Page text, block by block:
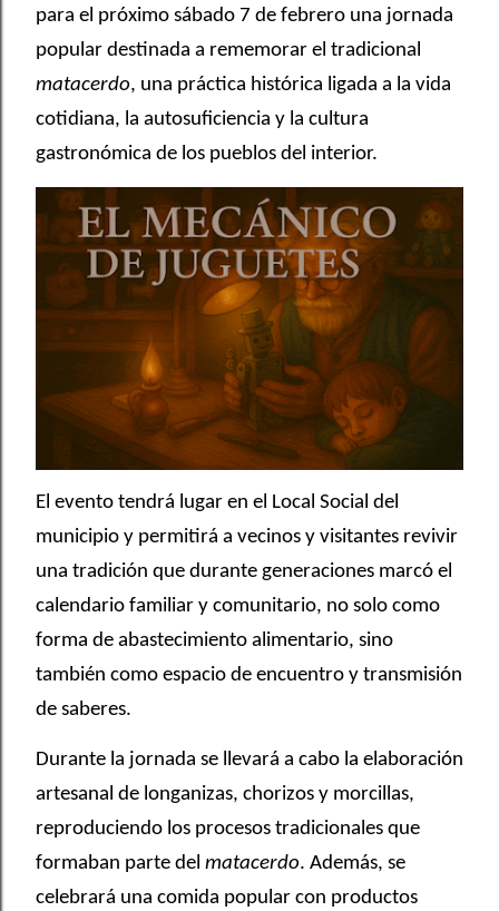
para el próximo sábado 7 de febrero una jornada
popular destinada a rememorar el tradicional
matacerdo, una práctica histórica ligada a la vida
cotidiana, la autosuficiencia y la cultura
gastronómica de los pueblos del interior.
El evento tendrá lugar en el Local Social del
municipio y permitirá a vecinos y visitantes revivir
una tradición que durante generaciones marcó el
calendario familiar y comunitario, no solo como
forma de abastecimiento alimentario, sino
también como espacio de encuentro y transmisión
de saberes.
Durante la jornada se llevará a cabo la elaboración
artesanal de longanizas, chorizos y morcillas,
reproduciendo los procesos tradicionales que
formaban parte del matacerdo. Además, se
celebrará una comida popular con productos